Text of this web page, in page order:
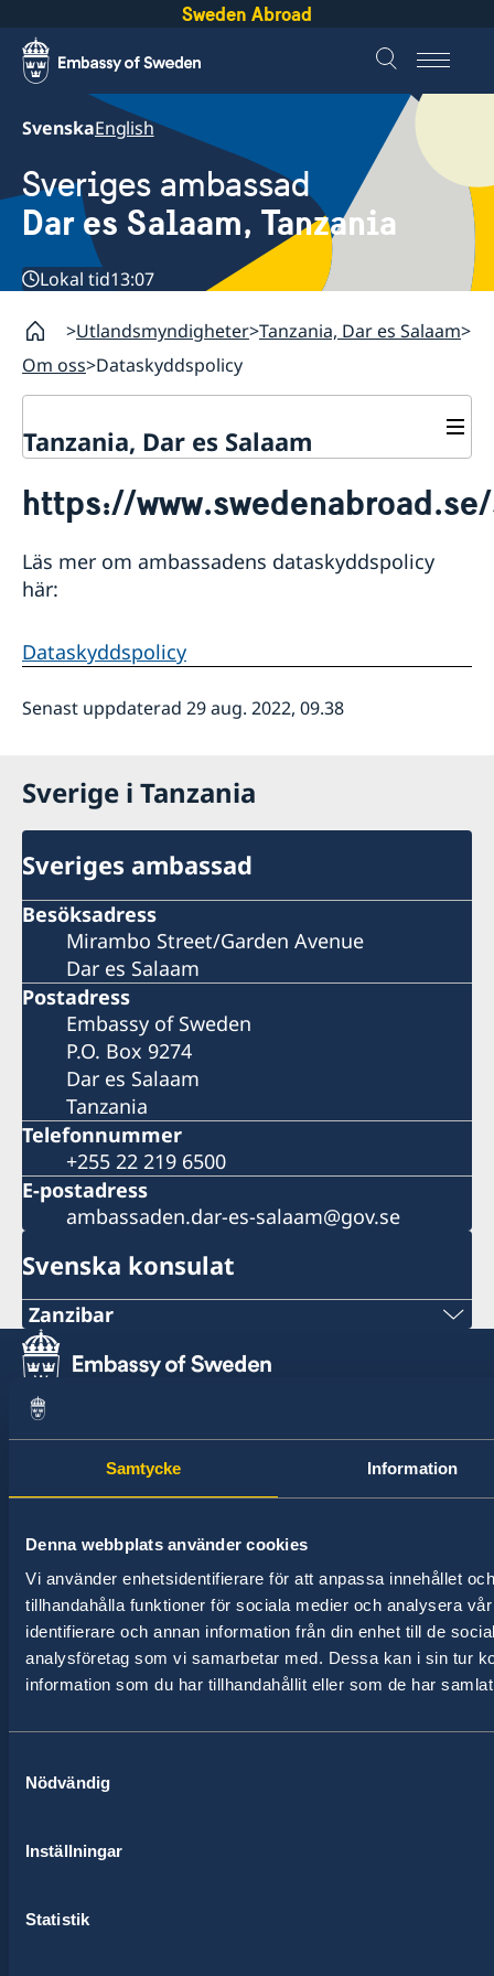
Samtycke Information
Denna webbplats använder cookies
Vi använder enhetsidentifierare för att anpassa innehållet
tillhandahålla funktioner för sociala medier och analysera
identifierare och annan information från din enhet till de
analysföretag som vi samarbetar med. Dessa kan i sin tur
information som du har tillhandahållit eller som de har
Nödvändig
Inställningar
Statistik
Sweden Abroad
SvenskaEnglish
Sveriges ambassad
Dar es Salaam, Tanzania
Lokal tid13:07
Utlandsmyndigheter Tanzania, Dar es Salaam
Om oss Dataskyddspolicy
Tanzania, Dar es Salaam
Om oss
Dataskyddspolicy
Ambassadens personal
Så stöttar vi svenska företag
Team Sweden
Anmäl handelshinder
https://
Läs mer om ambassadens dataskyddspolicy
här:
Dataskyddspolicy
Senast uppdaterad 29 aug. 2022, 09.38
Sverige i Tanzania
Sveriges ambassad
Besöksadress
Mirambo Street/Garden Avenue
Dar es Salaam
Postadress
Embassy of Sweden
P.O. Box 9274
Dar es Salaam
Tanzania
Telefonnummer
+255 22 219 6500
E-postadress
ambassaden.dar-es-salaam@gov.se
Svenska konsulat
Zanzibar
Tel:
+255 746 101 674
E-post:
konsulat.zanzibar@cocowood.com
Kibaha Street, Mazizini.
Kör ner för Kitambulisho Street i Mazizini och
sväng vänster i T-korsningen, sedan första
grinden på vänster sida. Mitt emot vice
presidentens bostad.
Telefontid: 08.00 - 11.00 måndag till fredag
Honorärkonsul
Staffan Lundh
Sverige har diplomatiska förbindelser med i
stort sett alla stater i världen. I ungefär hälften
av dessa stater har Sverige ambassader och
av drygt 100 utlandsmyndigheter.
Hitta ambassader, generalkonsulat och
representationer:
ambassad
UD Resklar
Få aktuell reseinformation direkt i fickan med
Svensklistan